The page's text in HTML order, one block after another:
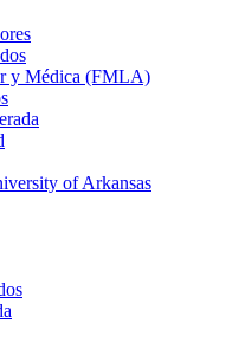
y Médica (FMLA)
of Arkansas